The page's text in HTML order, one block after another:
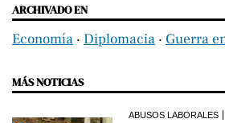
ARCHIVADO EN
Economía ‧ Diplomacia ‧ Guerra
MÁS NOTICIAS
ABUSOS LABORALES